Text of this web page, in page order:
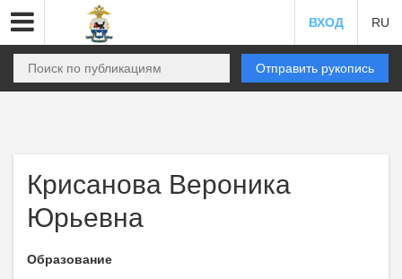
ВХОД RU
Отправить рукопись
Крисанова Вероника
Юрьевна
Образование